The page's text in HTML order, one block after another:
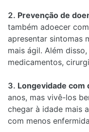
Prevenção de
também adoecer
apresentar sintomas
mais ágil. Além
medicamentos,
Longevidade com
anos, mas vivê-los
chegar à idade mais
com menos